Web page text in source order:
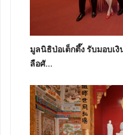
มูลนิธิป่อเต็กตึ๊ง รับมอบเ
ลือศั...